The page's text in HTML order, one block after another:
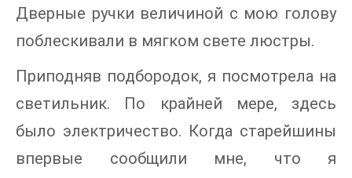
Дверные ручки величиной с мою голову
поблескивали в мягком свете люстры.
Приподняв подбородок, я посмотрела на
светильник. По крайней мере, здесь
было электричество. Когда старейшины
впервые сообщили мне, что я